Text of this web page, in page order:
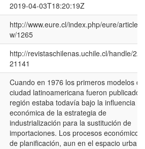
2019-04-03T18:20:19Z
http://www.eure.cl/index.php/eure/article/
w/1265
http://revistaschilenas.uchile.cl/handle/
21141
Cuando en 1976 los primeros modelos
ciudad latinoamericana fueron
región estaba todavía bajo la influencia
económica de la estrategia de
industrialización para la sustitución de
importaciones. Los procesos económicos
de planificación, aun en el espacio